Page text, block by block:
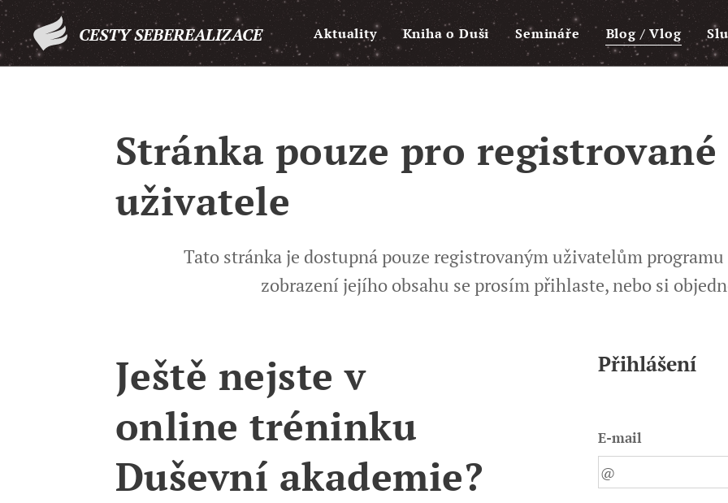
CESTY SEBEREALIZACE Aktuality Kniha o Duši Semináře Blog / Vlog
Stránka pouze pro registrované
uživatele
Tato stránka je dostupná pouze registrovaným uživatelům
zobrazení jejího obsahu se prosím přihlaste, nebo si
Ještě nejste v
online tréninku
Duševní akademie?
Přihlášení
E-mail